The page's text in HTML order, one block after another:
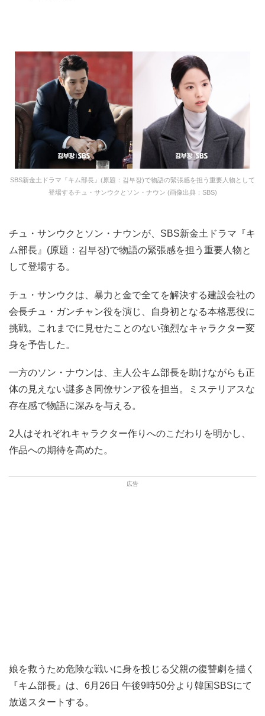
SBS新金土ドラマ『キム部長』(原題：김부장)で物語の緊張感を担う重要人物として
登場するチュ・サンウクとソン・ナウン (画像出典：SBS)
チュ・サンウクとソン・ナウンが、SBS新金土ドラマ『キ
ム部長』(原題：김부장)で物語の緊張感を担う重要人物と
して登場する。
チュ・サンウクは、暴力と金で全てを解決する建設会社の
会長チュ・ガンチャン役を演じ、自身初となる本格悪役に
挑戦。これまでに見せたことのない強烈なキャラクター変
身を予告した。
一方のソン・ナウンは、主人公キム部長を助けながらも正
体の見えない謎多き同僚サンア役を担当。ミステリアスな
存在感で物語に深みを与える。
2人はそれぞれキャラクター作りへのこだわりを明かし、
作品への期待を高めた。
娘を救うため危険な戦いに身を投じる父親の復讐劇を描く
『キム部長』は、6月26日 午後9時50分より韓国SBSにて
放送スタートする。